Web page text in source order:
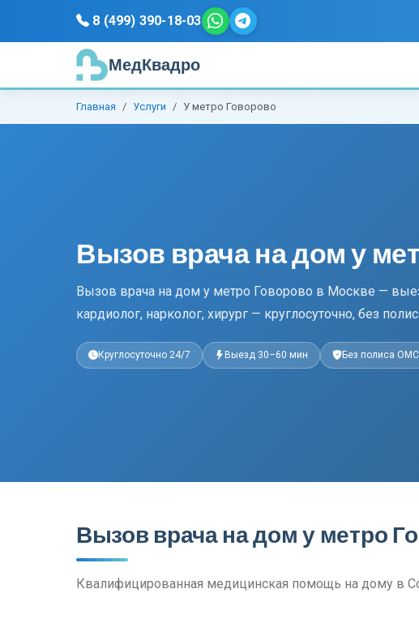
8 (499) 390-18-03
МедКвадро
Главная Услуги У метро Говорово
Вызов врача на дом у
Вызов врача на дом у метро Говорово в Москве —
кардиолог, нарколог, хирург — круглосуточно, без
Круглосуточно 24/7 Выезд 30–60 мин Без полиса ОМС
Вызов врача на дом у метро
Квалифицированная медицинская помощь на дому в